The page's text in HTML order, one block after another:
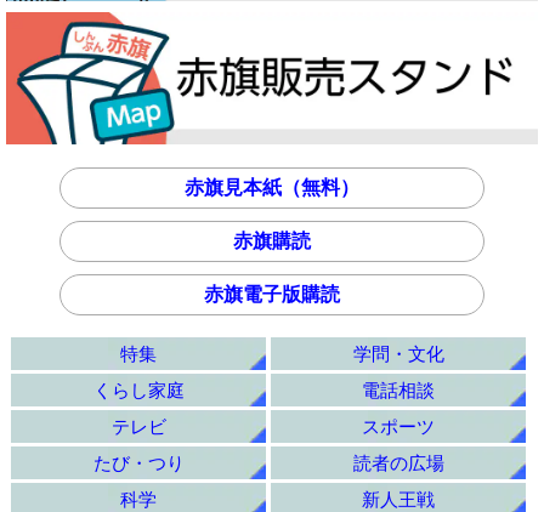
赤旗見本紙（無料）
赤旗購読
赤旗電子版購読
特集
学問・文化
くらし家庭
電話相談
テレビ
スポーツ
たび・つり
読者の広場
科学
新人王戦